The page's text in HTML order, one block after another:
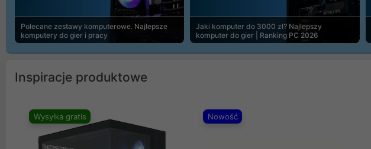
Polecane zestawy komputerowe. Najlepsze
komputery do gier i pracy
Jaki komputer do 3000 zł? Najlepszy
komputer do gier | Ranking PC 2026
Inspiracje produktowe
Wysyłka gratis Nowość